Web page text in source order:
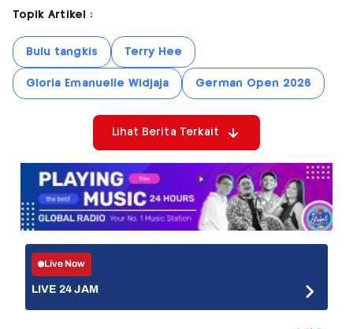
Topik Artikel :
Bulu tangkis Terry Hee
Gloria Emanuelle Widjaja German Open 2026
Lihat Berita Terkait
Live Now
LIVE 24 JAM